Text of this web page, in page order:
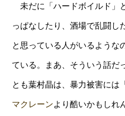
未だに「ハードボイルド」
っぱなしたり、酒場で乱闘し
と思っている人がいるような
ている。まあ、そういう話だ
とも葉村晶は、暴力被害には
マクレーンより酷いかもしれ